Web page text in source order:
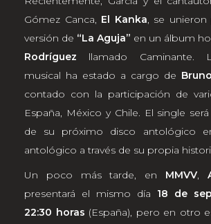
Gómez Canca, El Kanka, se unieron
versión de “La Aguja” en un álbum
Rodríguez llamado Caminante.
musical ha estado a cargo de
contado con la participación de
España, México y Chile. El single
de su próximo disco antológico
antológico a través de su propia
Un poco más tarde, en MMVV,
presentará el mismo día 18 de
22:30 horas (España), pero en otro